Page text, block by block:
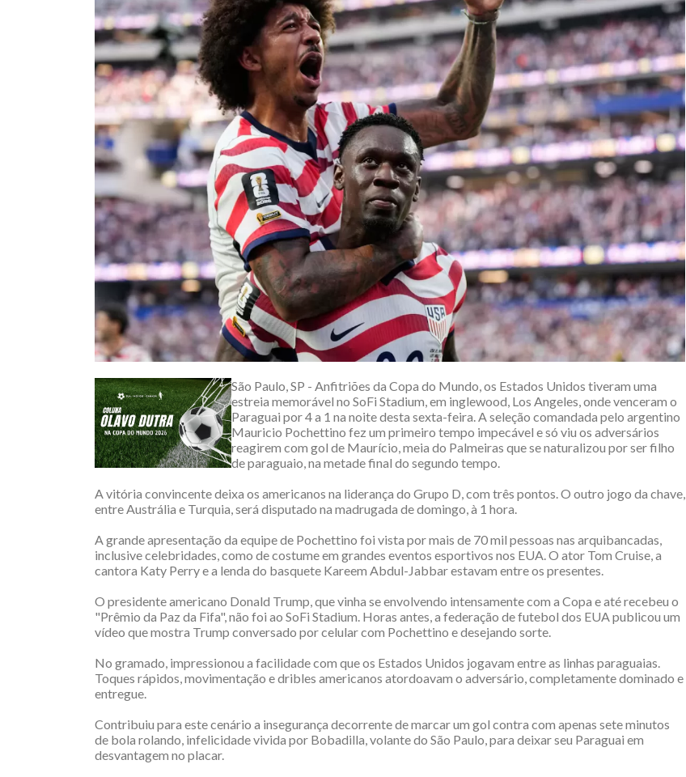
São Paulo, SP - Anfitriões da Copa do Mundo, os Estados Unidos tiveram uma
estreia memorável no SoFi Stadium, em inglewood, Los Angeles, onde venceram o
Paraguai por 4 a 1 na noite desta sexta-feira. A seleção comandada pelo argentino
Mauricio Pochettino fez um primeiro tempo impecável e só viu os adversários
reagirem com gol de Maurício, meia do Palmeiras que se naturalizou por ser filho
de paraguaio, na metade final do segundo tempo.
A vitória convincente deixa os americanos na liderança do Grupo D, com três pontos. O outro jogo da chave,
entre Austrália e Turquia, será disputado na madrugada de domingo, à 1 hora.
A grande apresentação da equipe de Pochettino foi vista por mais de 70 mil pessoas nas arquibancadas,
inclusive celebridades, como de costume em grandes eventos esportivos nos EUA. O ator Tom Cruise, a
cantora Katy Perry e a lenda do basquete Kareem Abdul-Jabbar estavam entre os presentes.
O presidente americano Donald Trump, que vinha se envolvendo intensamente com a Copa e até recebeu o
"Prêmio da Paz da Fifa", não foi ao SoFi Stadium. Horas antes, a federação de futebol dos EUA publicou um
vídeo que mostra Trump conversado por celular com Pochettino e desejando sorte.
No gramado, impressionou a facilidade com que os Estados Unidos jogavam entre as linhas paraguaias.
Toques rápidos, movimentação e dribles americanos atordoavam o adversário, completamente dominado e
entregue.
Contribuiu para este cenário a insegurança decorrente de marcar um gol contra com apenas sete minutos
de bola rolando, infelicidade vivida por Bobadilla, volante do São Paulo, para deixar seu Paraguai em
desvantagem no placar.